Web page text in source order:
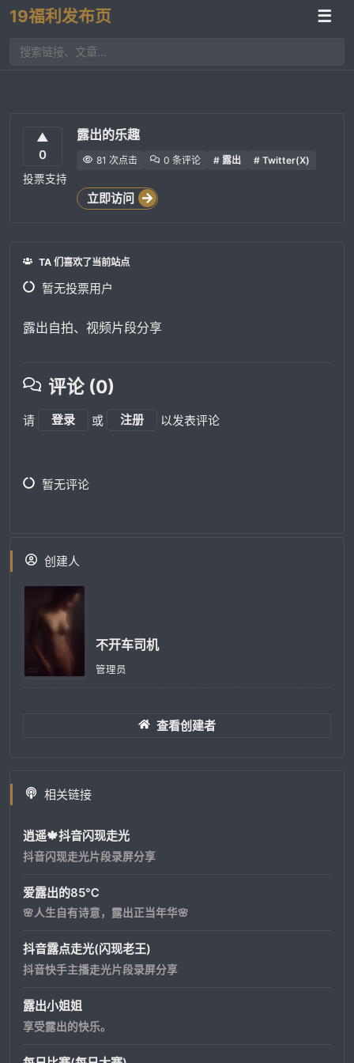
19福利发布页 ☰
▲
0
投票支持
露出的乐趣
81 次点击 0 条评论 # 露出 # Twitter(X)
立即访问
TA 们喜欢了当前站点
暂无投票用户
露出自拍、视频片段分享
评论 (0)
请 登录 或 注册 以发表评论
暂无评论
创建人
不开车司机
管理员
查看创建者
相关链接
逍遥🍁抖音闪现走光
抖音闪现走光片段录屏分享
爱露出的85℃
🌸人生自有诗意，露出正当年华🌸
抖音露点走光(闪现老王)
抖音快手主播走光片段录屏分享
露出小姐姐
享受露出的快乐。